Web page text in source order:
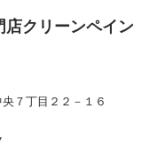
店クリーンペイン
７丁目２２－１６